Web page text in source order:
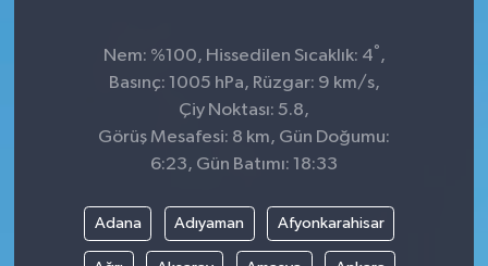
Nem: %100, Hissedilen Sıcaklık: 4° ,
Basınç: 1005 hPa, Rüzgar: 9 km/s,
Çiy Noktası: 5.8,
Görüş Mesafesi: 8 km, Gün Doğumu:
6:23, Gün Batımı: 18:33
Adana Adıyaman Afyonkarahisar